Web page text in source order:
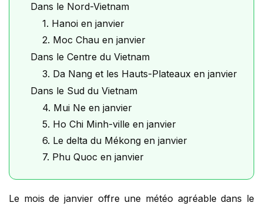
Dans le Nord-Vietnam
1. Hanoi en janvier
2. Moc Chau en janvier
Dans le Centre du Vietnam
3. Da Nang et les Hauts-Plateaux en janvier
Dans le Sud du Vietnam
4. Mui Ne en janvier
5. Ho Chi Minh-ville en janvier
6. Le delta du Mékong en janvier
7. Phu Quoc en janvier
Le mois de janvier offre une météo agréable dans le